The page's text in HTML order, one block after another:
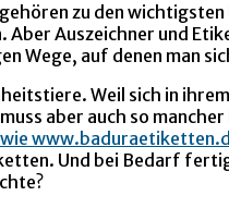
zu den
Aber Auszeichner und
Wege, auf denen man
Weil sich in
aber auch so
wie
Und bei Bedarf